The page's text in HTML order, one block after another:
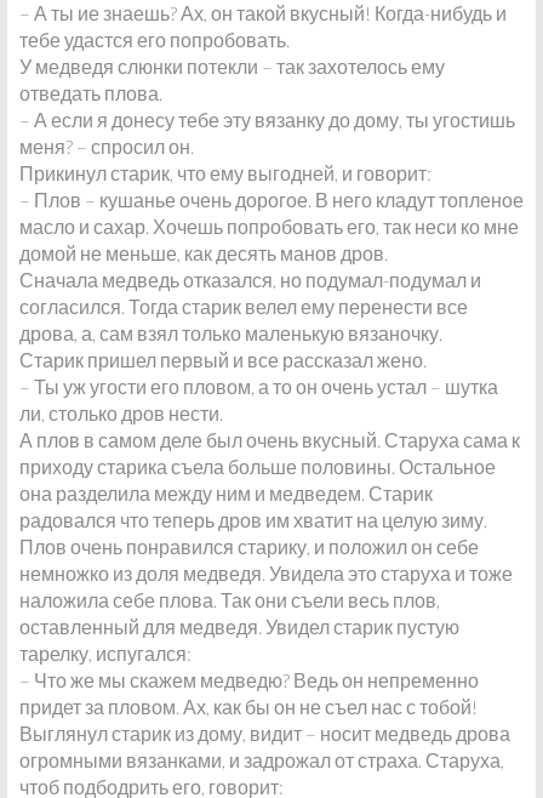
– А ты ие знаешь? Ах, он такой вкусный! Когда-нибудь и
тебе удастся его попробовать.
У медведя слюнки потекли – так захотелось ему
отведать плова.
– А если я донесу тебе эту вязанку до дому, ты угостишь
меня? – спросил он.
Прикинул старик, что ему выгодней, и говорит:
– Плов – кушанье очень дорогое. В него кладут топленое
масло и сахар. Хочешь попробовать его, так неси ко мне
домой не меньше, как десять манов дров.
Сначала медведь отказался, но подумал-подумал и
согласился. Тогда старик велел ему перенести все
дрова, а, сам взял только маленькую вязаночку.
Старик пришел первый и все рассказал жено.
– Ты уж угости его пловом, а то он очень устал – шутка
ли, столько дров нести.
А плов в самом деле был очень вкусный. Старуха сама к
приходу старика съела больше половины. Остальное
она разделила между ним и медведем. Старик
радовался что теперь дров им хватит на целую зиму.
Плов очень понравился старику, и положил он себе
немножко из доля медведя. Увидела это старуха и тоже
наложила себе плова. Так они съели весь плов,
оставленный для медведя. Увидел старик пустую
тарелку, испугался:
– Что же мы скажем медведю? Ведь он непременно
придет за пловом. Ах, как бы он не съел нас с тобой!
Выглянул старик из дому, видит – носит медведь дрова
огромными вязанками, и задрожал от страха. Старуха,
чтоб подбодрить его, говорит: